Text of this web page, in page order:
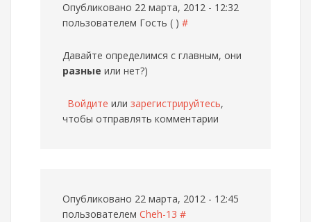
Опубликовано 22 марта, 2012 - 12:32
пользователем Гость ( ) #
Давайте определимся с главным, они
разные или нет?)
Войдите или зарегистрируйтесь,
чтобы отправлять комментарии
Опубликовано 22 марта, 2012 - 12:45
пользователем Cheh-13 #